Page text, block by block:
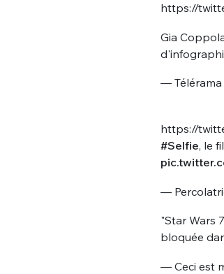
https://
Gia
— Télérama
https://
#Selfie, le
—
"Star Wars
bloquée
— Ceci est